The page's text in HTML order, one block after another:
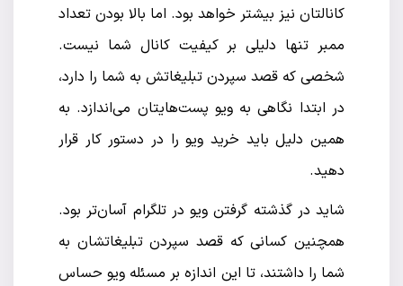
کانالتان نیز بیشتر خواهد بود. اما بالا بودن تعداد
ممبر تنها دلیلی بر کیفیت کانال شما نیست.
شخصی که قصد سپردن تبلیغاتش به شما را دارد،
در ابتدا نگاهی به ویو پست‌هایتان می‌اندازد. به
همین دلیل باید خرید ویو را در دستور کار قرار
دهید.
شاید در گذشته گرفتن ویو در تلگرام آسان‌تر بود.
همچنین کسانی که قصد سپردن تبلیغاتشان به
شما را داشتند، تا این اندازه بر مسئله ویو حساس